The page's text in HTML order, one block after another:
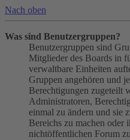
Nach oben
Was sind Benutzergruppen?
Benutzergruppen sind
Mitglieder des Boards in
verwaltbare Einheiten
Gruppen angehören und
Berechtigungen zugeteilt
Administratoren,
einmal zu ändern und sie
Bereichs zu machen oder
nichtöffentlichen Forum